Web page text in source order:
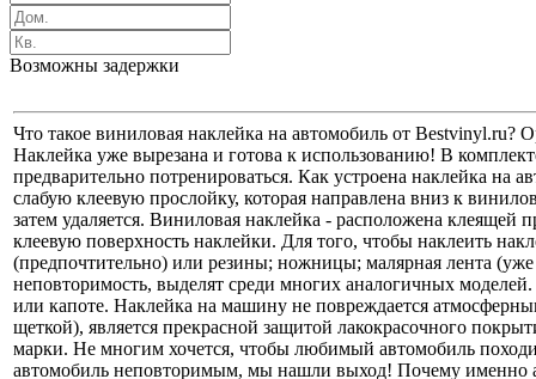
Возможны задержки
Что такое виниловая наклейка на автомобиль от Bestvinyl.ru?
Наклейка уже вырезана и готова к использованию! В
предварительно потренироваться. Как устроена наклейка на
слабую клеевую прослойку, которая направлена вниз к
затем удаляется. Виниловая наклейка - расположена
клеевую поверхность наклейки. Для того, чтобы наклеить
(предпочтительно) или резины; ножницы; малярная лента
неповторимость, выделят среди многих аналогичных
или капоте. Наклейка на машину не повреждается
щеткой), является прекрасной защитой лакокрасочного
марки. Не многим хочется, чтобы любимый автомобиль
автомобиль неповторимым, мы нашли выход! Почему именно